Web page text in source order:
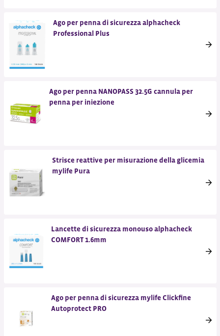
Ago per penna di sicurezza alphacheck
Professional Plus
Ago per penna NANOPASS 32.5G cannula per
penna per iniezione
Strisce reattive per misurazione della glicemia
mylife Pura
Lancette di sicurezza monouso alphacheck
COMFORT 1.6mm
Ago per penna di sicurezza mylife Clickfine
Autoprotect PRO